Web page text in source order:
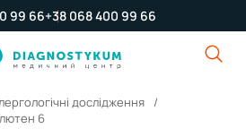
99 66+38 068 400 99 66
дослідження
6